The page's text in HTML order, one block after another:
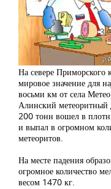
На севере Приморского
мировое значение для
восьми км от села
Алинский метеоритный
200 тонн вошел в
и выпал в огромном
метеоритов.
На месте падения
огромное количество
весом 1470 кг.